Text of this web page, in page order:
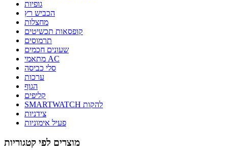
גופיות
הכביש רץ
מחצלות
קופסאות תכשיטים
תרמוסים
שעונים חכמים
מתאמי AC
סלי כביסה
ערכות
הגוף
קליפים
SMARTWATCH להקות
צידניות
פעיל אימוניות
מוצרים לפי קטגוריות